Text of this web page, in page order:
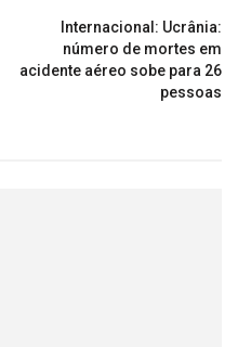
Internacional: Ucrânia:
número de mortes em
acidente aéreo sobe para 26
pessoas